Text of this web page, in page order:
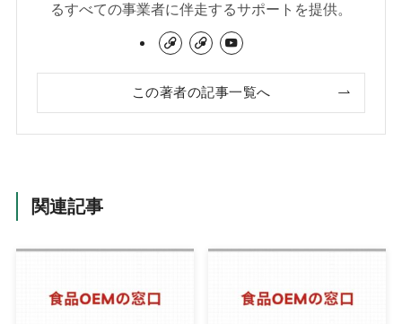
るすべての事業者に伴走するサポートを提供。
この著者の記事一覧へ
関連記事